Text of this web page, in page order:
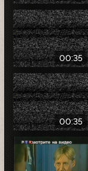
00:35
00:35